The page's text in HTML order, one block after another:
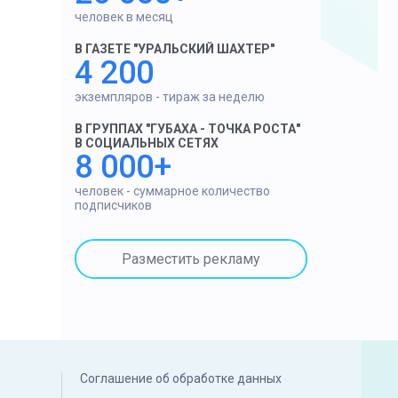
человек в месяц
В ГАЗЕТЕ "УРАЛЬСКИЙ ШАХТЕР"
4 200
экземпляров - тираж за неделю
В ГРУППАХ "ГУБАХА - ТОЧКА РОСТА"
В СОЦИАЛЬНЫХ СЕТЯХ
8 000+
человек - суммарное количество
подписчиков
Разместить рекламу
Соглашение об обработке данных